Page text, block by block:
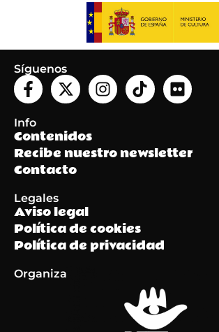
Síguenos
Info
Contenidos
Recibe nuestro newsletter
Contacto
Legales
Aviso legal
Política de cookies
Política de privacidad
Organiza